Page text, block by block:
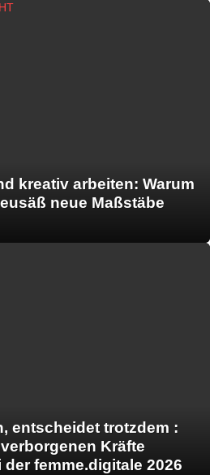
kreativ arbeiten: Warum
neue Maßstäbe
entscheidet trotzdem :
Kräfte
femme.digitale 2026